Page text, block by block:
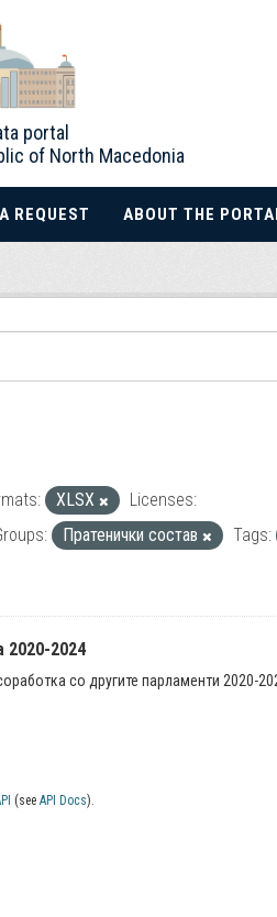
portal
of North Macedonia
REQUEST ABOUT THE
XLSX
Licenses:
Пратенички состав
Tags:
2020-2024
со другите парламенти 2020-
(see API Docs).